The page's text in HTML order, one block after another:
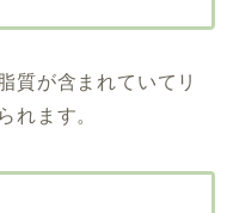
質が含まれていてリ
れます。